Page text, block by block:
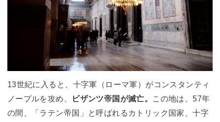
13世紀に入ると、十字軍（ローマ軍）がコンスタンティ
ノープルを攻め、
ビザンツ帝国が滅亡。 この地は、57年
の間、「ラテン帝国」と呼ばれるカトリック国家、十字